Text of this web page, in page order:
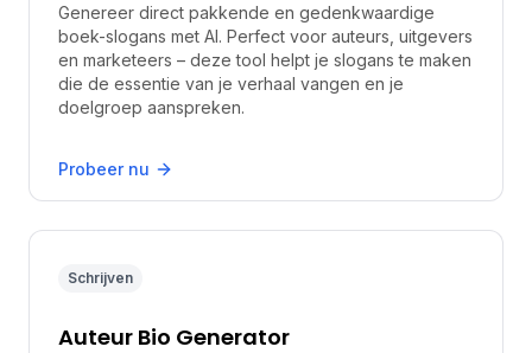
Genereer direct pakkende en gedenkwaardige
boek-slogans met AI. Perfect voor auteurs, uitgevers
en marketeers – deze tool helpt je slogans te maken
die de essentie van je verhaal vangen en je
doelgroep aanspreken.
Probeer nu
Schrijven
Auteur Bio Generator